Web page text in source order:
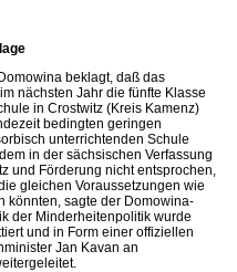
beklagt, daß das
nächsten Jahr die fünfte Klasse
in Crostwitz (Kreis Kamenz)
bedingten geringen
unterrichtenden Schule
in der sächsischen Verfassung
und Förderung nicht entsprochen,
gleichen Voraussetzungen wie
könnten, sagte der Domowina-
der Minderheitenpolitik wurde
und in Form einer offiziellen
Jan Kavan an